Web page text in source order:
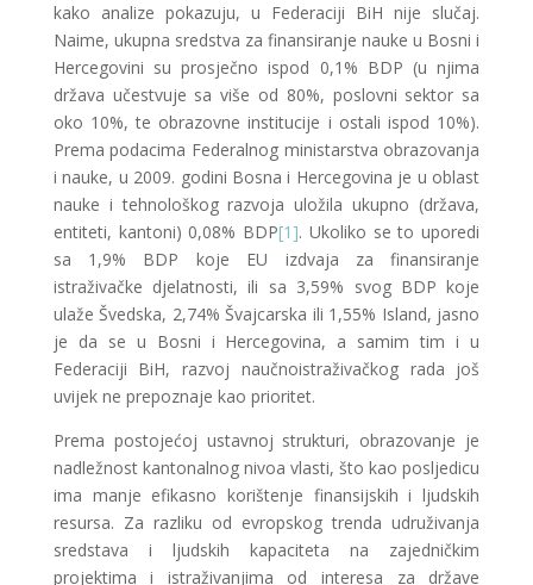
kako analize pokazuju, u Federaciji BiH nije slučaj.
Naime, ukupna sredstva za finansiranje nauke u Bosni i
Hercegovini su prosječno ispod 0,1% BDP (u njima
država učestvuje sa više od 80%, poslovni sektor sa
oko 10%, te obrazovne institucije i ostali ispod 10%).
Prema podacima Federalnog ministarstva obrazovanja
i nauke, u 2009. godini Bosna i Hercegovina je u oblast
nauke i tehnološkog razvoja uložila ukupno (država,
entiteti, kantoni) 0,08% BDP[1]. Ukoliko se to uporedi
sa 1,9% BDP koje EU izdvaja za finansiranje
istraživačke djelatnosti, ili sa 3,59% svog BDP koje
ulaže Švedska, 2,74% Švajcarska ili 1,55% Island, jasno
je da se u Bosni i Hercegovina, a samim tim i u
Federaciji BiH, razvoj naučnoistraživačkog rada još
uvijek ne prepoznaje kao prioritet.
Prema postojećoj ustavnoj strukturi, obrazovanje je
nadležnost kantonalnog nivoa vlasti, što kao posljedicu
ima manje efikasno korištenje finansijskih i ljudskih
resursa. Za razliku od evropskog trenda udruživanja
sredstava i ljudskih kapaciteta na zajedničkim
projektima i istraživanjima od interesa za države